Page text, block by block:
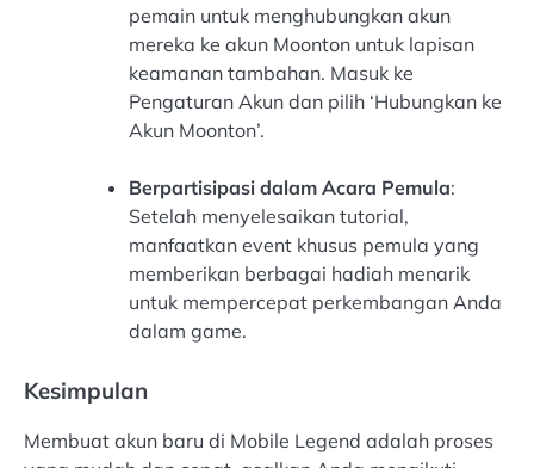
pemain untuk menghubungkan akun
mereka ke akun Moonton untuk lapisan
keamanan tambahan. Masuk ke
Pengaturan Akun dan pilih ‘Hubungkan ke
Akun Moonton’.
Berpartisipasi dalam Acara Pemula:
Setelah menyelesaikan tutorial,
manfaatkan event khusus pemula yang
memberikan berbagai hadiah menarik
untuk mempercepat perkembangan Anda
dalam game.
Kesimpulan
Membuat akun baru di Mobile Legend adalah proses